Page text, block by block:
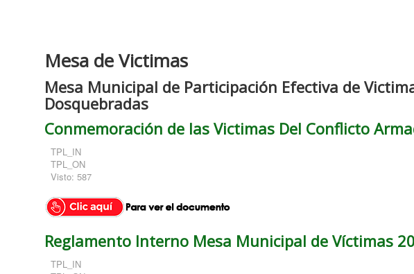
Mesa de Victimas
Mesa Municipal de Participación Efectiva de
Dosquebradas
Conmemoración de las Victimas Del Conflicto
TPL_IN
TPL_ON
Visto: 587
Reglamento Interno Mesa Municipal de Víctimas
TPL_IN